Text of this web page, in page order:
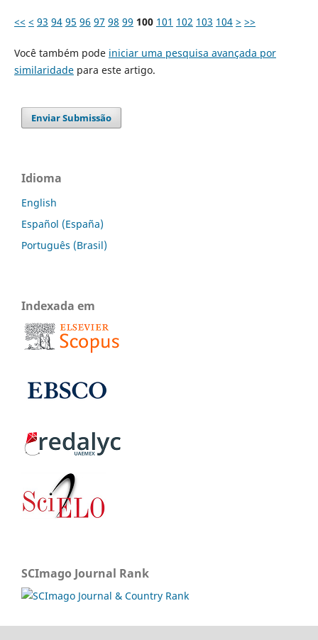
<< < 93 94 95 96 97 98 99 100 101 102 103 104 > >>
Você também pode iniciar uma pesquisa avançada por
similaridadepara este artigo.
Enviar Submissão
Idioma
English
Español (España)
Português (Brasil)
Indexada em
SCImago Journal Rank